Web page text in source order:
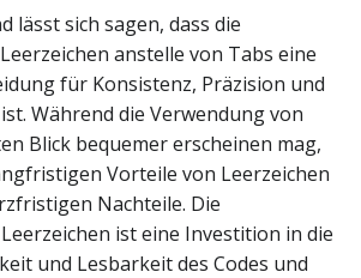
lässt sich sagen, dass die
anstelle von Tabs eine
für Konsistenz, Präzision und
Während die Verwendung von
Blick bequemer erscheinen mag,
Vorteile von Leerzeichen
Nachteile. Die
ist eine Investition in die
und Lesbarkeit des Codes und